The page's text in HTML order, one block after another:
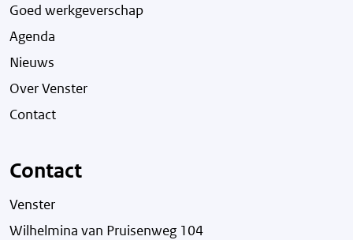
Goed werkgeverschap
Agenda
Nieuws
Over Venster
Contact
Contact
Venster
Wilhelmina van Pruisenweg 104